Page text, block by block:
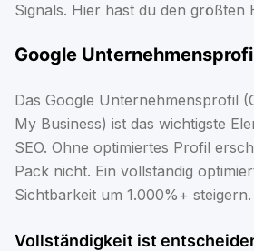
Signals. Hier hast du den größten
Google
Das Google Unternehmensprofil
My Business) ist das wichtigste
SEO. Ohne optimiertes Profil
Pack nicht. Ein vollständig
Sichtbarkeit um 1.000%+ steigern.
Vollständigkeit ist